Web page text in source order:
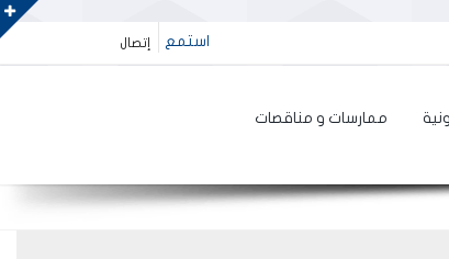
إتصال استمع
ممارسات و مناقصات